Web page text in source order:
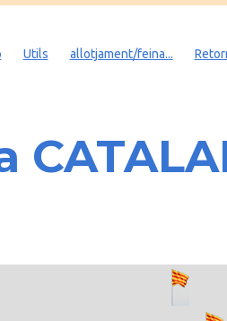
Utils allotjament/feina...